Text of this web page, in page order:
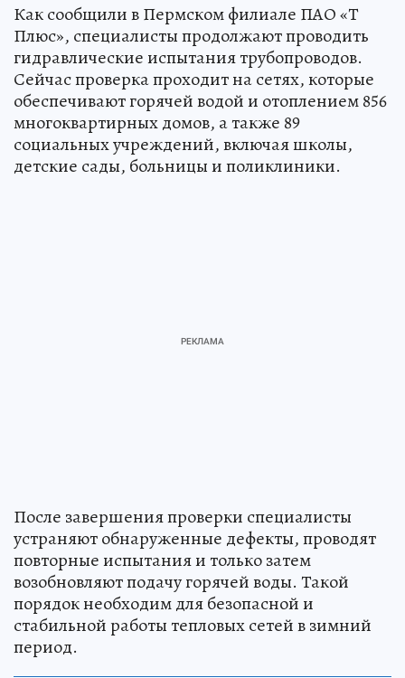
Как сообщили в Пермском филиале ПАО «Т
Плюс», специалисты продолжают проводить
гидравлические испытания трубопроводов.
Сейчас проверка проходит на сетях, которые
обеспечивают горячей водой и отоплением 856
многоквартирных домов, а также 89
социальных учреждений, включая школы,
детские сады, больницы и поликлиники.
После завершения проверки специалисты
устраняют обнаруженные дефекты, проводят
повторные испытания и только затем
возобновляют подачу горячей воды. Такой
порядок необходим для безопасной и
стабильной работы тепловых сетей в зимний
период.